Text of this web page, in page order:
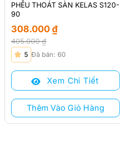
PHỄU THOÁT SÀN KELAS S120-
90
405.000₫
Giá
gốc
là:
405.000 ₫.
308.000₫
Giá
hiện
tại
308.000 ₫.
5 Đã bán: 60
Xem Chi Tiết
Thêm Vào Giỏ Hàng